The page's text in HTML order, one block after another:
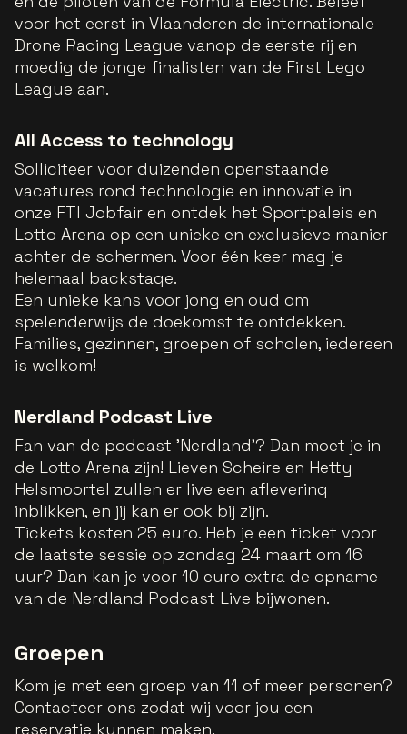
voor het eerst in Vlaanderen de internationale
Drone Racing League vanop de eerste rij en
moedig de jonge finalisten van de First Lego
League aan.
All Access to technology
Solliciteer voor duizenden openstaande
vacatures rond technologie en innovatie in
onze FTI Jobfair en ontdek het Sportpaleis en
Lotto Arena op een unieke en exclusieve manier
achter de schermen. Voor één keer mag je
helemaal backstage.
Een unieke kans voor jong en oud om
spelenderwijs de doekomst te ontdekken.
Families, gezinnen, groepen of scholen, iedereen
is welkom!
Nerdland Podcast Live
Fan van de podcast 'Nerdland'? Dan moet je in
de Lotto Arena zijn! Lieven Scheire en Hetty
Helsmoortel zullen er live een aflevering
inblikken, en jij kan er ook bij zijn.
Tickets kosten 25 euro. Heb je een ticket voor
de laatste sessie op zondag 24 maart om 16
uur? Dan kan je voor 10 euro extra de opname
van de Nerdland Podcast Live bijwonen.
Groepen
Kom je met een groep van 11 of meer personen?
Contacteer ons zodat wij voor jou een
reservatie kunnen maken.